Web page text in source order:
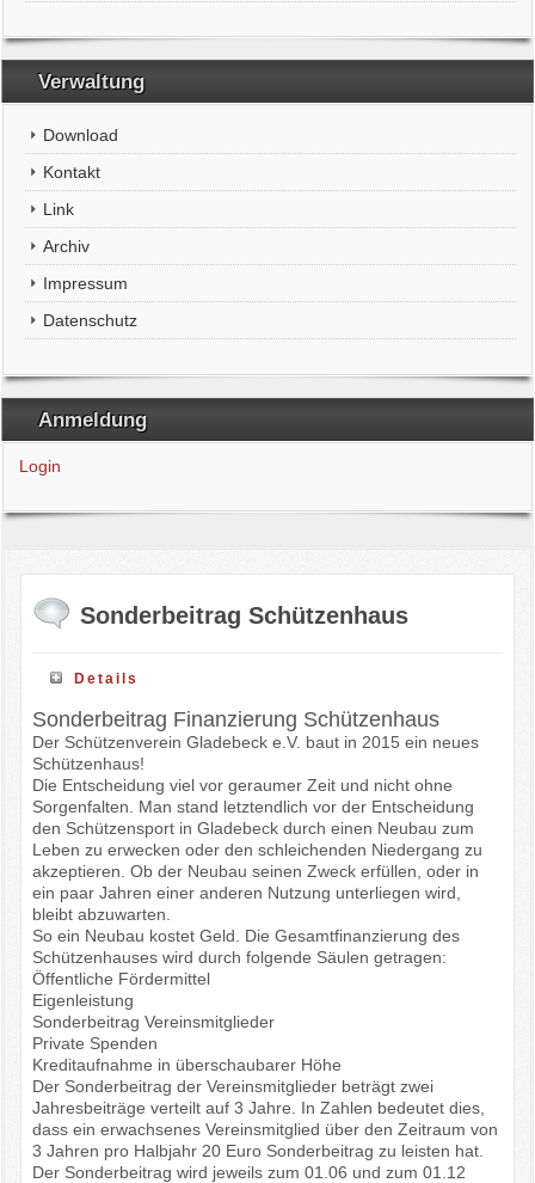
Verwaltung
Download
Kontakt
Link
Archiv
Impressum
Datenschutz
Anmeldung
Login
Sonderbeitrag Schützenhaus
Details
Sonderbeitrag Finanzierung Schützenhaus
Der Schützenverein Gladebeck e.V. baut in 2015 ein neues
Schützenhaus!
Die Entscheidung viel vor geraumer Zeit und nicht ohne
Sorgenfalten. Man stand letztendlich vor der Entscheidung
den Schützensport in Gladebeck durch einen Neubau zum
Leben zu erwecken oder den schleichenden Niedergang zu
akzeptieren. Ob der Neubau seinen Zweck erfüllen, oder in
ein paar Jahren einer anderen Nutzung unterliegen wird,
bleibt abzuwarten.
So ein Neubau kostet Geld. Die Gesamtfinanzierung des
Schützenhauses wird durch folgende Säulen getragen:
Öffentliche Fördermittel
Eigenleistung
Sonderbeitrag Vereinsmitglieder
Private Spenden
Kreditaufnahme in überschaubarer Höhe
Der Sonderbeitrag der Vereinsmitglieder beträgt zwei
Jahresbeiträge verteilt auf 3 Jahre. In Zahlen bedeutet dies,
dass ein erwachsenes Vereinsmitglied über den Zeitraum von
3 Jahren pro Halbjahr 20 Euro Sonderbeitrag zu leisten hat.
Der Sonderbeitrag wird jeweils zum 01.06 und zum 01.12